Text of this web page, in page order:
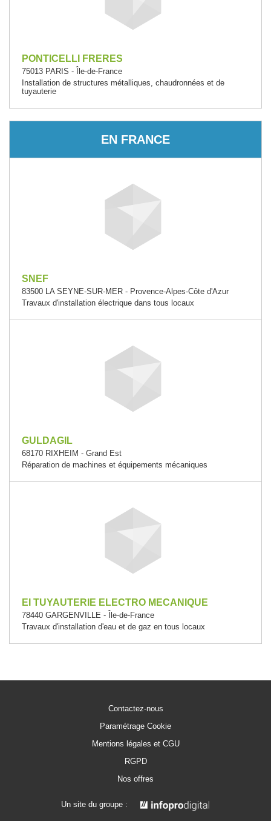
PONTICELLI FRERES
75013 PARIS - Île-de-France
Installation de structures métalliques, chaudronnées et de
tuyauterie
EN FRANCE
SNEF
83500 LA SEYNE-SUR-MER - Provence-Alpes-Côte d'Azur
Travaux d'installation électrique dans tous locaux
GULDAGIL
68170 RIXHEIM - Grand Est
Réparation de machines et équipements mécaniques
EI TUYAUTERIE ELECTRO MECANIQUE
78440 GARGENVILLE - Île-de-France
Travaux d'installation d'eau et de gaz en tous locaux
Contactez-nous
Paramétrage Cookie
Mentions légales et CGU
RGPD
Nos offres
Un site du groupe :